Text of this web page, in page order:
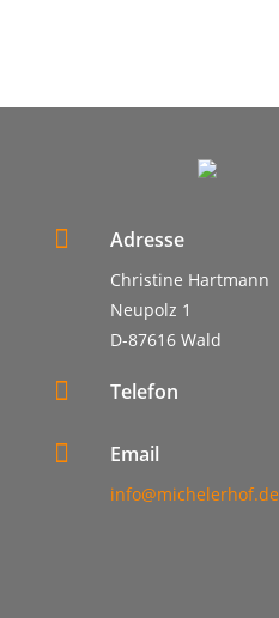
 Adresse
Christine Hartmann
Neupolz 1
D-87616 Wald
 Telefon
 Email
info@michelerhof.de